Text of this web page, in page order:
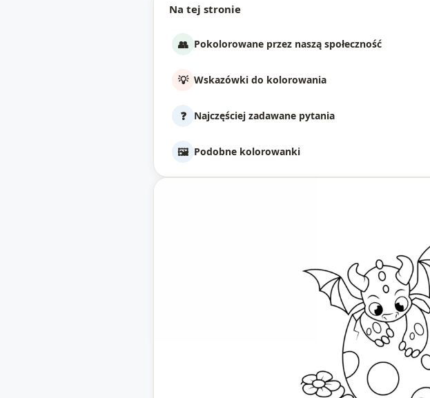
Na tej stronie
👥 Pokolorowane przez naszą społeczność
💡 Wskazówki do kolorowania
❓ Najczęściej zadawane pytania
🖼️ Podobne kolorowanki